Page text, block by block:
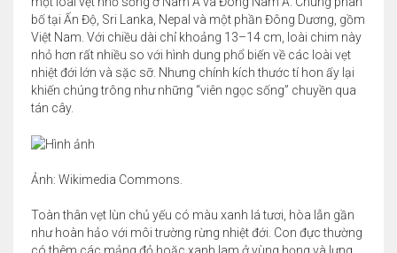
bố tại Ấn Độ, Sri Lanka, Nepal và một phần Đông Dương, gồm
Việt Nam. Với chiều dài chỉ khoảng 13–14 cm, loài chim này
nhỏ hơn rất nhiều so với hình dung phổ biến về các loài vẹt
nhiệt đới lớn và sặc sỡ. Nhưng chính kích thước tí hon ấy lại
khiến chúng trông như những “viên ngọc sống” chuyền qua
tán cây.
Ảnh: Wikimedia Commons.
Toàn thân vẹt lùn chủ yếu có màu xanh lá tươi, hòa lẫn gần
như hoàn hảo với môi trường rừng nhiệt đới. Con đực thường